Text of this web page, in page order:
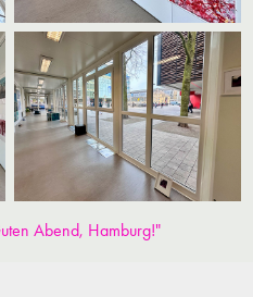
Abend, Hamburg!"